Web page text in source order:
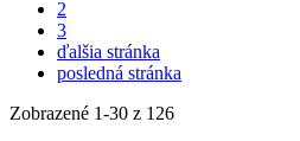
2
3
ďalšia stránka
posledná stránka
Zobrazené 1-30 z 126